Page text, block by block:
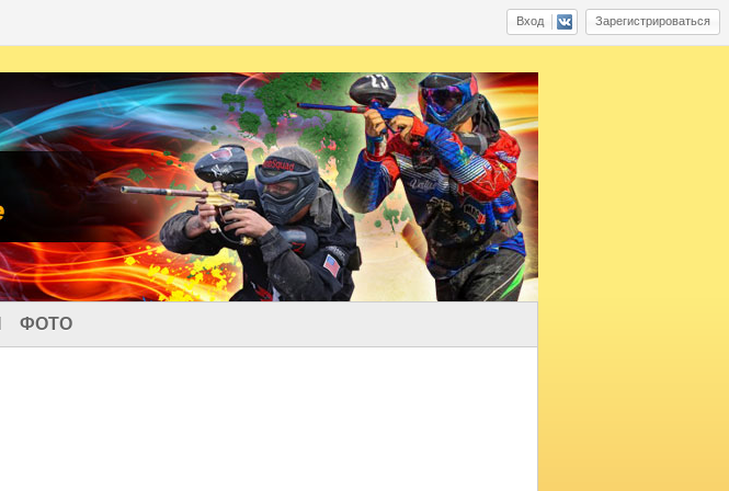
Вход Зарегистрироваться
ФОТО